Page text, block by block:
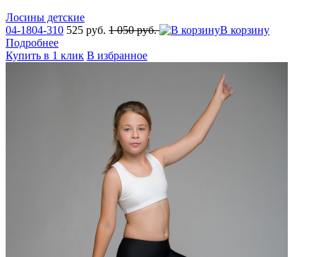
Лосины детские
04-1804-310 525 руб. 1 050 руб.
В корзину
Подробнее
Купить в 1 клик В избранное